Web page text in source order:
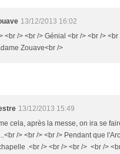
13/12/2013 16:02
<br /> <br /> Génial <br /> <br />
Zouave<br />
13/12/2013 15:49
cela, après la messe, on ira se
/> <br /> <br /> Pendant que
.<br /> <br /> <br /> <br />